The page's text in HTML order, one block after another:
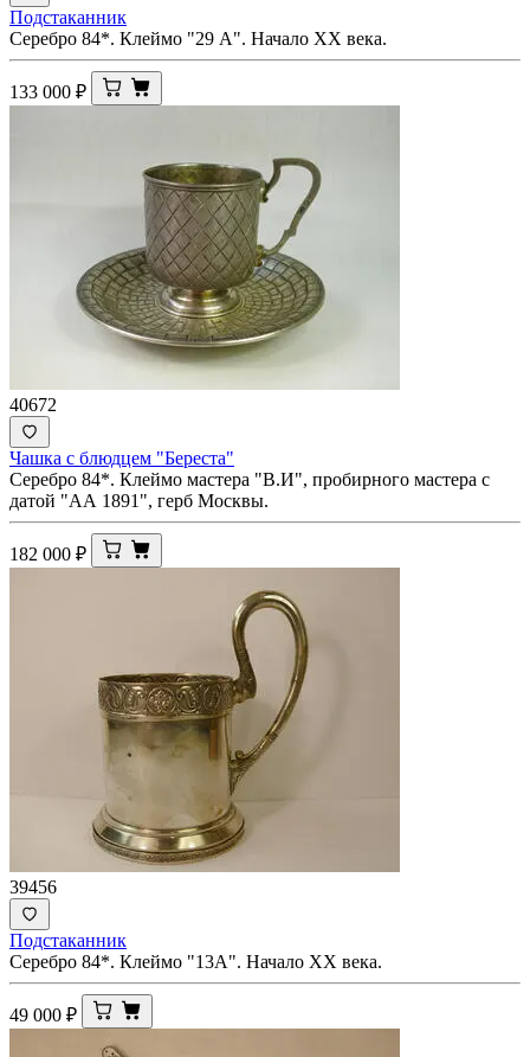
Подстаканник
Серебро 84*. Клеймо "29 А". Начало XX века.
133 000 ₽
40672
Чашка с блюдцем "Береста"
Серебро 84*. Клеймо мастера "В.И", пробирного мастера с
датой "АА 1891", герб Москвы.
182 000 ₽
39456
Подстаканник
Серебро 84*. Клеймо "13А". Начало ХХ века.
49 000 ₽